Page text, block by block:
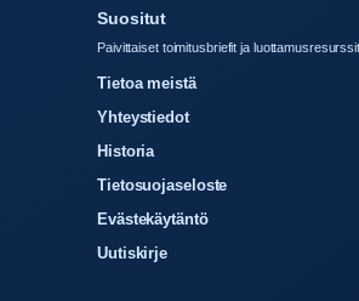
Suositut
Paivittaiset toimitusbriefit ja
Tietoa meistä
Yhteystiedot
Historia
Tietosuojaseloste
Evästekäytäntö
Uutiskirje